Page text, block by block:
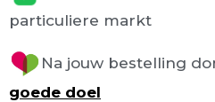
particuliere markt
Na jouw bestelling
goede doel